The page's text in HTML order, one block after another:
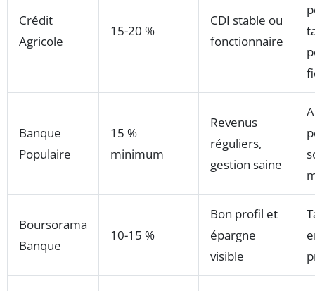
Crédit
Agricole
15-20 %
CDI stable ou
fonctionnaire
Banque
Populaire
15 %
minimum
Revenus
réguliers,
gestion saine
Boursorama
Banque
10-15 %
Bon profil et
épargne
visible